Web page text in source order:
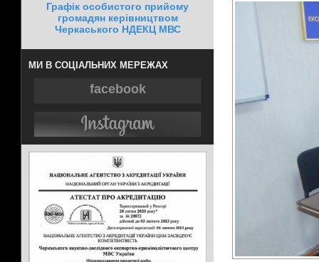
Графік особистого прийому
громадян керівництвом
Черкаського НДЕКЦ МВС
МИ В СОЦІАЛЬНИХ МЕРЕЖАХ
facebook